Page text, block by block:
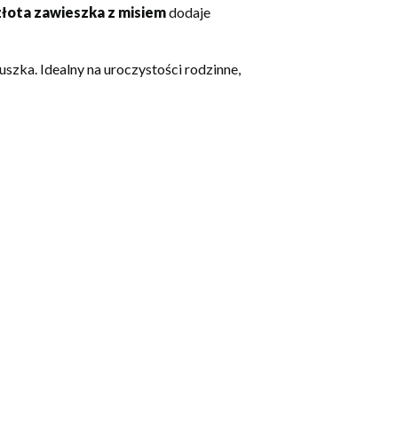
zawieszka z misiemdodaje
Idealny na uroczystości rodzinne,